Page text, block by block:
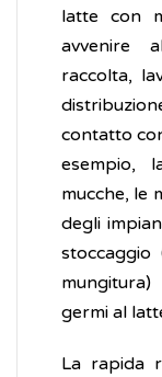
latte con
avvenire
raccolta,
contatto
esempio,
mucche, le
degli
stoccaggio
germi al
La rapida